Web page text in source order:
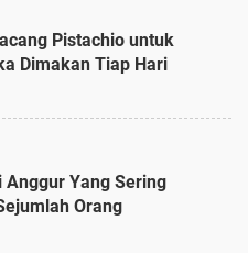
Pistachio untuk
Dimakan Tiap Hari
Yang Sering
Orang